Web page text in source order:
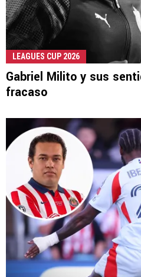
LEAGUES CUP 2026
Gabriel Milito y sus
fracaso